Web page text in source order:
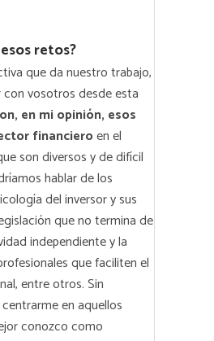
retos?
que da nuestro trabajo,
vosotros desde esta
en mi opinión, esos
financieroen el
son diversos y de difícil
hablar de los
del inversor y sus
que no termina de
independiente y la
que faciliten el
entre otros. Sin
en aquellos
conozco como